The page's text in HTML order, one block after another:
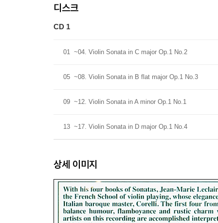
디스크
CD 1
01 ~04. Violin Sonata in C major Op.1 No.2
05 ~08. Violin Sonata in B flat major Op.1 No.3
09 ~12. Violin Sonata in A minor Op.1 No.1
13 ~17. Violin Sonata in D major Op.1 No.4
상세 이미지